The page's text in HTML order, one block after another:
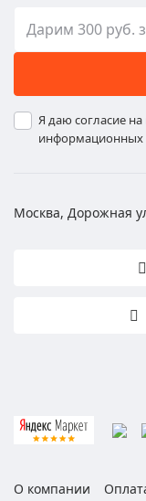
Я даю согласие
информационных
Москва, Дорожная
О компании